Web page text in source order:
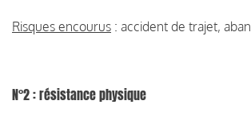
Risques encourus : accident de trajet,
N°2 : résistance physique